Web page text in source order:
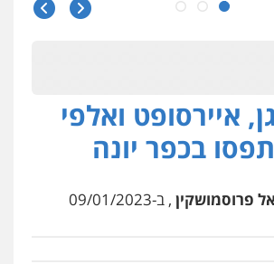
עו"ד אסף גונן
מעצרים
גל דהן – משרד עורך דין פלילי
פלילי פשיעה חמורה סמים מעצרים
ראוף נג'אר
איירסופט ואלפי
בכפר יונה
פרוסמושקין , ב-09/01/2023